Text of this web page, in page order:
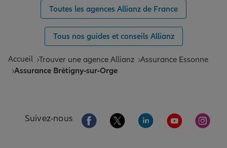
Toutes les agences Allianz de France
Tous nos guides et conseils Allianz
Accueil Trouver une agence Allianz Assurance Essonne
Assurance Brétigny-sur-Orge
Suivez-nous Aller sur la page Facebook de Allianz
Aller sur la page Twitter de
Aller sur la page
Aller sur la
Aller